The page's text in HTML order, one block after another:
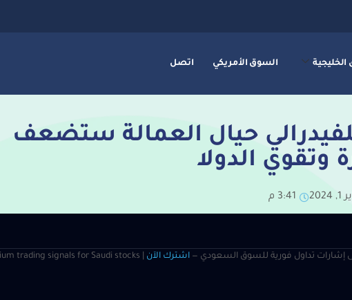
الخليجية السوق الأمريكي اتصل
حيال العمالة ستضعف
وتقوي الدولا
3:41 م
إشارات تداول فورية للسوق السعودي — اشترك الآن
trading signals for Saudi stocks